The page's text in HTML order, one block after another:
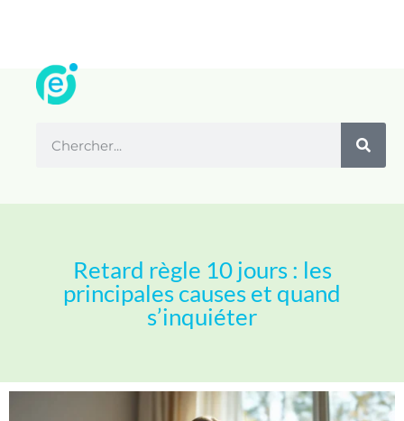
Retard règle 10 jours : les
principales causes et quand
s’inquiéter